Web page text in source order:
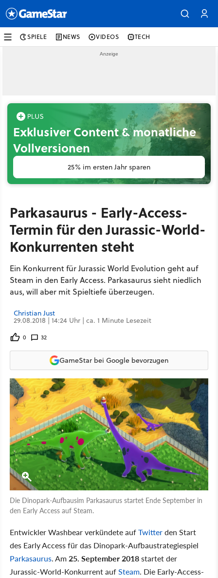
SPIELE NEWS VIDEOS TECH
Exklusiver Content & monatliche
Vollversionen
25% im ersten Jahr sparen
Parkasaurus - Early-Access-
Termin für den Jurassic-World-
Konkurrenten steht
Ein Konkurrent für Jurassic World Evolution geht auf
Steam in den Early Access. Parkasaurus sieht niedlich
aus, will aber mit Spieltiefe überzeugen.
Christian Just
29.08.2018 | 14:24 Uhr | ca. 1 Minute Lesezeit
0 32
GameStar bei Google bevorzugen
Die Dinopark-Aufbausim Parkasaurus startet Ende September in
den Early Access auf Steam.
Entwickler Washbear verkündete aufTwitterden Start
des Early Access für das Dinopark-Aufbaustrategiespiel
Parkasaurus. Am 25. September 2018startet der
Jurassic-World-Konkurrent aufSteam. Die Early-Access-